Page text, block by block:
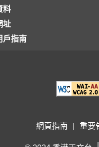
料
址
戶指南
網頁指南 重要